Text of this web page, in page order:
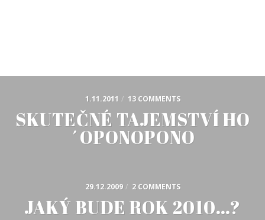
1.11.2011 / 13 COMMENTS
SKUTEČNÉ TAJEMSTVÍ HO
´OPONOPONO
29.12.2009 / 2 COMMENTS
JAKÝ BUDE ROK 2010…?